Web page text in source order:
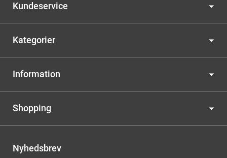
Kundeservice
Kategorier
Information
Shopping
Nyhedsbrev